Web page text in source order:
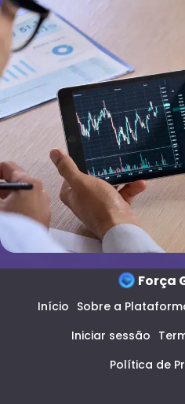
Força
Início Sobre a
Iniciar sessão
Política de